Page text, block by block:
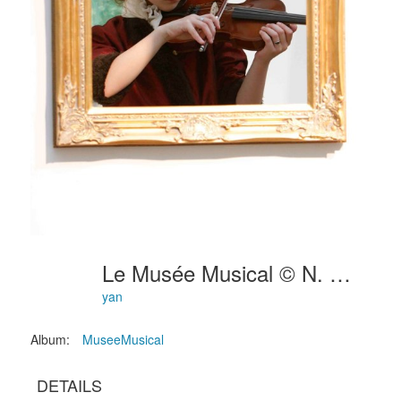
Le Musée Musical © N. Wenger 0159
yan
Album: MuseeMusical
DETAILS